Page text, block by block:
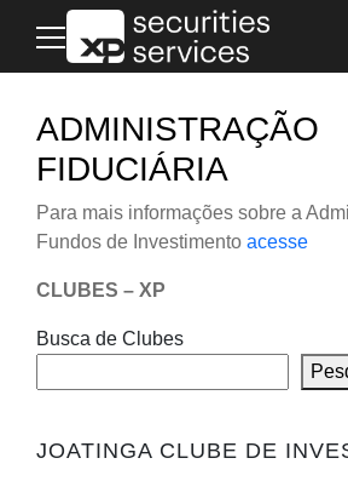
content
ADMINISTRAÇÃO
FIDUCIÁRIA
Para mais informações sobre a
Fundos de Investimento acesse
CLUBES – XP
Busca de Clubes
JOATINGA CLUBE DE